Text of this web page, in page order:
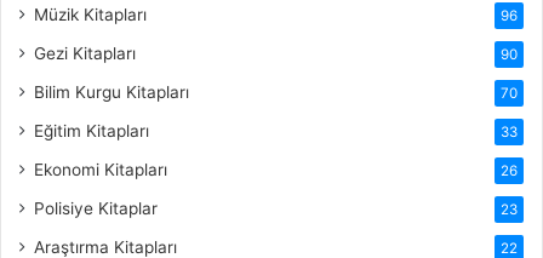
Müzik Kitapları 96
Gezi Kitapları 90
Bilim Kurgu Kitapları 70
Eğitim Kitapları 33
Ekonomi Kitapları 26
Polisiye Kitaplar 23
Araştırma Kitapları 22